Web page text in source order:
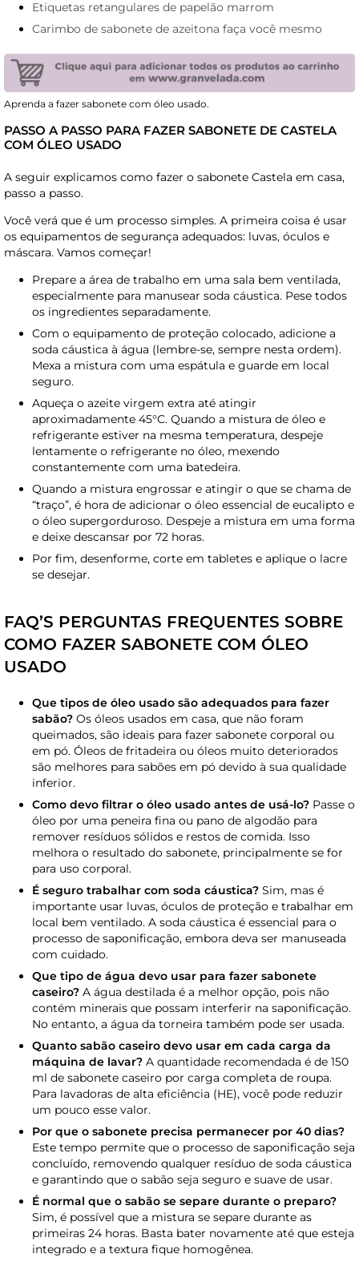
Etiquetas retangulares de papelão marrom
Carimbo de sabonete de azeitona faça você mesmo
Aprenda a fazer sabonete com óleo usado.
PASSO A PASSO PARA FAZER SABONETE DE CASTELA
COM ÓLEO USADO
A seguir explicamos como fazer o sabonete Castela em casa,
passo a passo.
Você verá que é um processo simples. A primeira coisa é usar
os equipamentos de segurança adequados: luvas, óculos e
máscara. Vamos começar!
Prepare a área de trabalho em uma sala bem ventilada,
especialmente para manusear soda cáustica. Pese todos
os ingredientes separadamente.
Com o equipamento de proteção colocado, adicione a
soda cáustica à água (lembre-se, sempre nesta ordem).
Mexa a mistura com uma espátula e guarde em local
seguro.
Aqueça o azeite virgem extra até atingir
aproximadamente 45°C. Quando a mistura de óleo e
refrigerante estiver na mesma temperatura, despeje
lentamente o refrigerante no óleo, mexendo
constantemente com uma batedeira.
Quando a mistura engrossar e atingir o que se chama de
“traço”, é hora de adicionar o óleo essencial de eucalipto e
o óleo supergorduroso. Despeje a mistura em uma forma
e deixe descansar por 72 horas.
Por fim, desenforme, corte em tabletes e aplique o lacre
se desejar.
FAQ’S PERGUNTAS FREQUENTES SOBRE
COMO FAZER SABONETE COM ÓLEO
USADO
Que tipos de óleo usado são adequados para fazer
sabão? Os óleos usados em casa, que não foram
queimados, são ideais para fazer sabonete corporal ou
em pó. Óleos de fritadeira ou óleos muito deteriorados
são melhores para sabões em pó devido à sua qualidade
inferior.
Como devo filtrar o óleo usado antes de usá-lo? Passe o
óleo por uma peneira fina ou pano de algodão para
remover resíduos sólidos e restos de comida. Isso
melhora o resultado do sabonete, principalmente se for
para uso corporal.
É seguro trabalhar com soda cáustica? Sim, mas é
importante usar luvas, óculos de proteção e trabalhar em
local bem ventilado. A soda cáustica é essencial para o
processo de saponificação, embora deva ser manuseada
com cuidado.
Que tipo de água devo usar para fazer sabonete
caseiro? A água destilada é a melhor opção, pois não
contém minerais que possam interferir na saponificação.
No entanto, a água da torneira também pode ser usada.
Quanto sabão caseiro devo usar em cada carga da
máquina de lavar? A quantidade recomendada é de 150
ml de sabonete caseiro por carga completa de roupa.
Para lavadoras de alta eficiência (HE), você pode reduzir
um pouco esse valor.
Por que o sabonete precisa permanecer por 40 dias?
Este tempo permite que o processo de saponificação seja
concluído, removendo qualquer resíduo de soda cáustica
e garantindo que o sabão seja seguro e suave de usar.
É normal que o sabão se separe durante o preparo?
Sim, é possível que a mistura se separe durante as
primeiras 24 horas. Basta bater novamente até que esteja
integrado e a textura fique homogênea.